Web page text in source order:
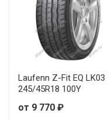
Laufenn Z-Fit EQ LK03
245/45R18 100Y
от 9 770 ₽